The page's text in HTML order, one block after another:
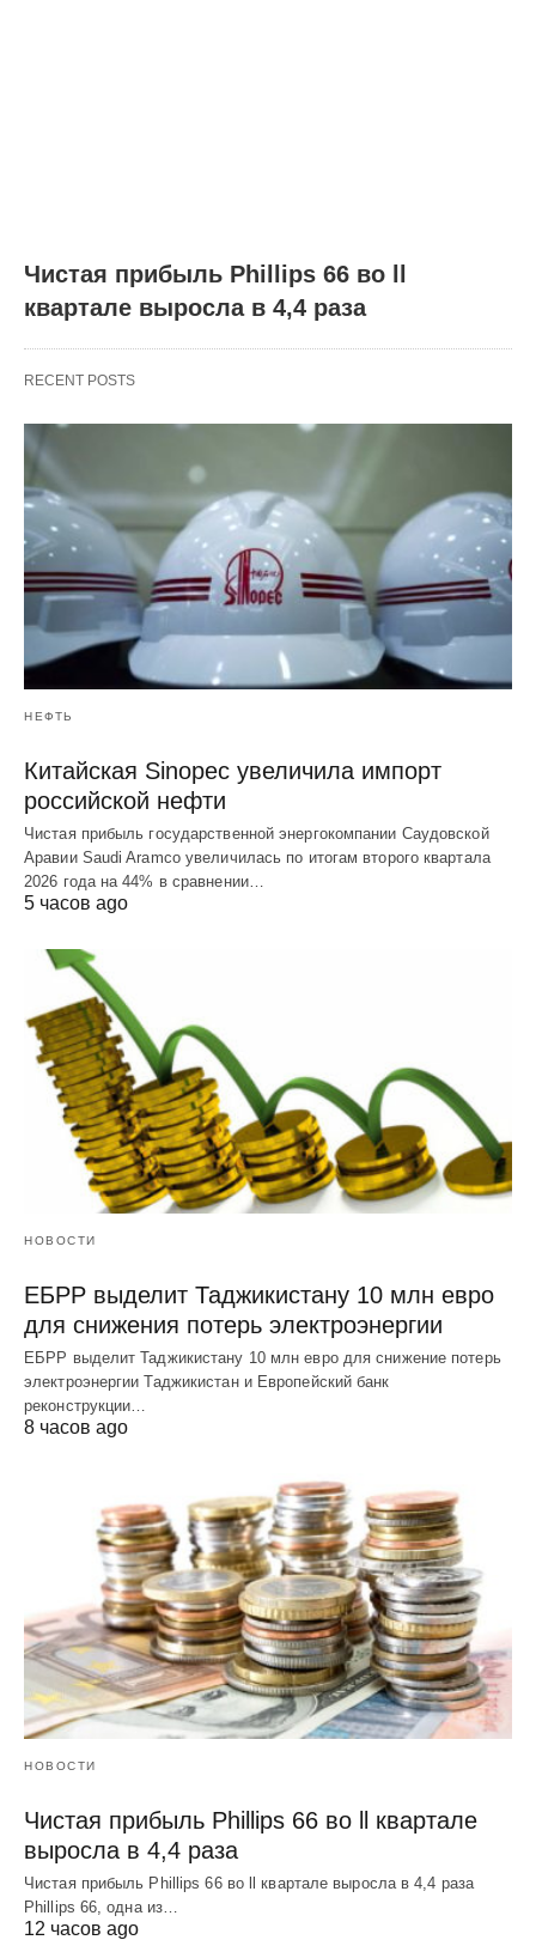
Чистая прибыль Phillips 66 во ll
квартале выросла в 4,4 раза
RECENT POSTS
НЕФТЬ
Китайская Sinopec увеличила импорт
российской нефти
Чистая прибыль государственной энергокомпании Саудовской
Аравии Saudi Aramco увеличилась по итогам второго квартала
2026 года на 44% в сравнении…
5 часов ago
НОВОСТИ
ЕБРР выделит Таджикистану 10 млн евро
для снижения потерь электроэнергии
ЕБРР выделит Таджикистану 10 млн евро для снижение потерь
электроэнергии Таджикистан и Европейский банк
реконструкции…
8 часов ago
НОВОСТИ
Чистая прибыль Phillips 66 во ll квартале
выросла в 4,4 раза
Чистая прибыль Phillips 66 во ll квартале выросла в 4,4 раза
Phillips 66, одна из…
12 часов ago